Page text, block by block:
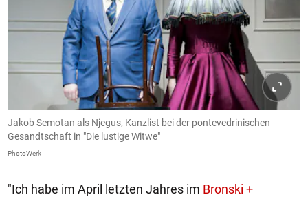
Jakob Semotan als Njegus, Kanzlist bei der pontevedrinischen
Gesandtschaft in "Die lustige Witwe"
PhotoWerk
"Ich habe im April letzten Jahres im Bronski +